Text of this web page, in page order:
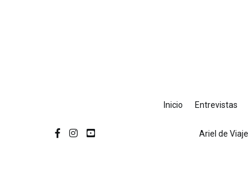
Inicio Entrevistas
Ariel de Viaje